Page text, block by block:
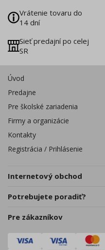
Vrátenie tovaru do
14 dní
Sieť predajní po celej
SR
Úvod
Predajne
Pre školské zariadenia
Firmy a organizácie
Kontakty
Registrácia / Prihlásenie
Internetový obchod
Potrebujete poradiť?
Pre zákazníkov